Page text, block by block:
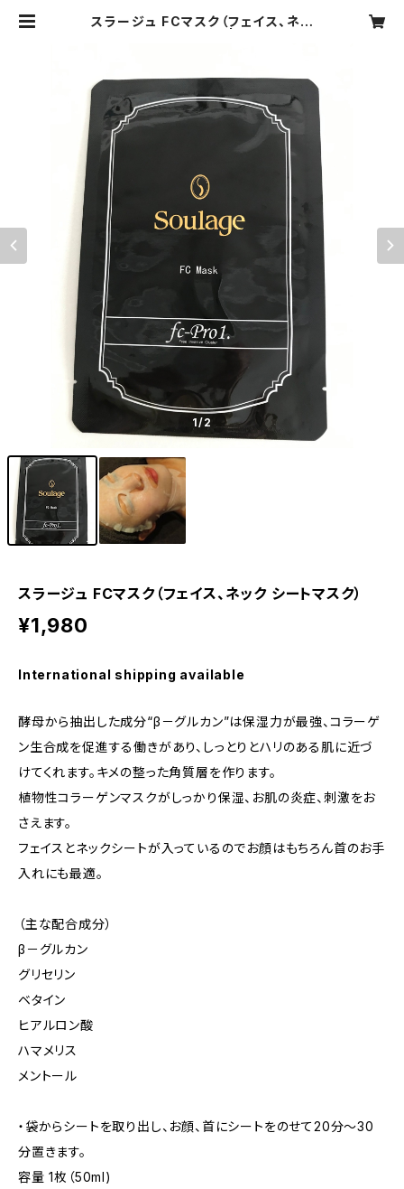
スラージュ FCマスク（フェイス、ネッ
1/2
スラージュ FCマスク（フェイス、ネック シートマスク）
¥1,980
International shipping available
酵母から抽出した成分“β－グルカン”は保湿力が最強、コラーゲ
ン生合成を促進する働きがあり、しっとりとハリのある肌に近づ
けてくれます。キメの整った角質層を作ります。
植物性コラーゲンマスクがしっかり保湿、お肌の炎症、刺激をお
さえます。
フェイスとネックシートが入っているのでお顔はもちろん首のお手
入れにも最適。
（主な配合成分）
β－グルカン
グリセリン
ベタイン
ヒアルロン酸
ハマメリス
メントール
・袋からシートを取り出し、お顔、首にシートをのせて20分～30
分置きます。
容量 1枚（50ml)